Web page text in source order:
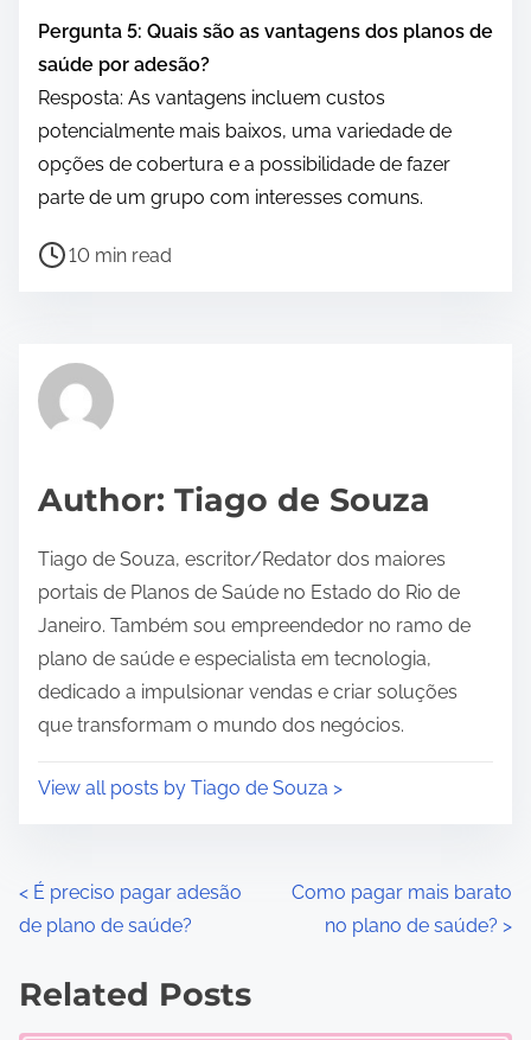
Pergunta 5: Quais são as vantagens dos planos de
saúde por adesão?
Resposta: As vantagens incluem custos
potencialmente mais baixos, uma variedade de
opções de cobertura e a possibilidade de fazer
parte de um grupo com interesses comuns.
P
r
e
t
i
e
10 min read
Author: Tiago de Souza
Tiago de Souza, escritor/Redator dos maiores
portais de Planos de Saúde no Estado do Rio de
Janeiro. Também sou empreendedor no ramo de
plano de saúde e especialista em tecnologia,
dedicado a impulsionar vendas e criar soluções
que transformam o mundo dos negócios.
View all posts by Tiago de Souza >
P
o
s
< É preciso pagar adesão
de plano de saúde?
Como pagar mais barato
no plano de saúde? >
Related Posts